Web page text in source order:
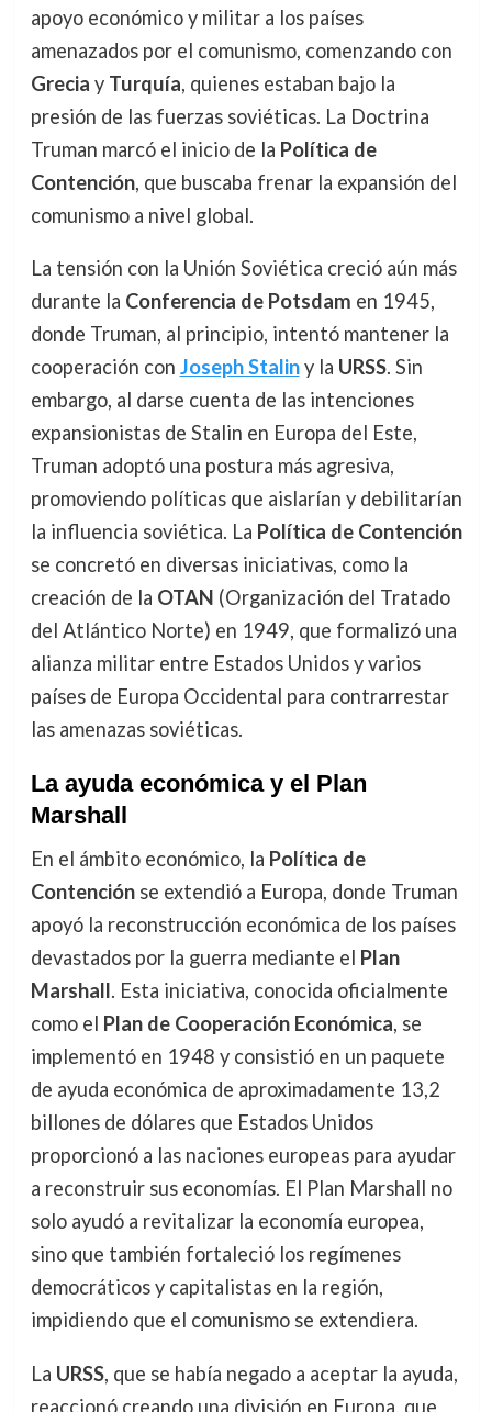
apoyo económico y militar a los países
amenazados por el comunismo, comenzando con
Grecia y Turquía, quienes estaban bajo la
presión de las fuerzas soviéticas. La Doctrina
Truman marcó el inicio de la Política de
Contención, que buscaba frenar la expansión del
comunismo a nivel global.
La tensión con la Unión Soviética creció aún más
durante la Conferencia de Potsdam en 1945,
donde Truman, al principio, intentó mantener la
cooperación con Joseph Staliny la URSS. Sin
embargo, al darse cuenta de las intenciones
expansionistas de Stalin en Europa del Este,
Truman adoptó una postura más agresiva,
promoviendo políticas que aislarían y debilitarían
la influencia soviética. La Política de Contención
se concretó en diversas iniciativas, como la
creación de la OTAN (Organización del Tratado
del Atlántico Norte) en 1949, que formalizó una
alianza militar entre Estados Unidos y varios
países de Europa Occidental para contrarrestar
las amenazas soviéticas.
La ayuda económica y el Plan
Marshall
En el ámbito económico, la Política de
Contenciónse extendió a Europa, donde Truman
apoyó la reconstrucción económica de los países
devastados por la guerra mediante el Plan
Marshall. Esta iniciativa, conocida oficialmente
como el Plan de Cooperación Económica, se
implementó en 1948 y consistió en un paquete
de ayuda económica de aproximadamente 13,2
billones de dólares que Estados Unidos
proporcionó a las naciones europeas para ayudar
a reconstruir sus economías. El Plan Marshall no
solo ayudó a revitalizar la economía europea,
sino que también fortaleció los regímenes
democráticos y capitalistas en la región,
impidiendo que el comunismo se extendiera.
La URSS, que se había negado a aceptar la ayuda,
reaccionó creando una división en Europa, que